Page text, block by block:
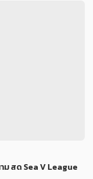
ม สด Sea V League